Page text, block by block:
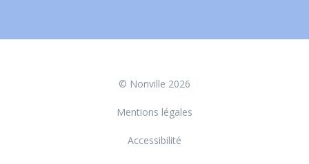
© Nonville 2026
Mentions légales
Accessibilité